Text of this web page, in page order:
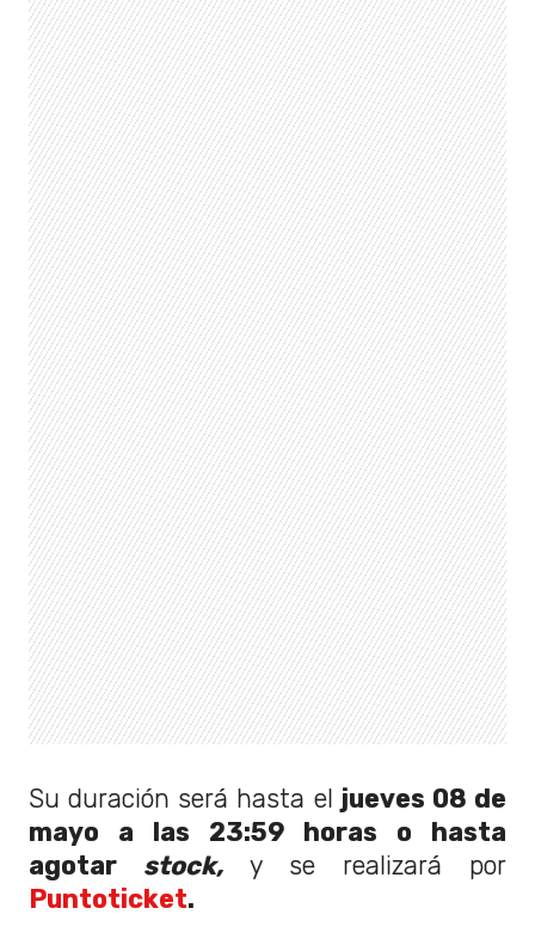
Su duración será hasta el jueves 08 de
mayo a las 23:59 horas o hasta
agotar stock, y se realizará por
Puntoticket.